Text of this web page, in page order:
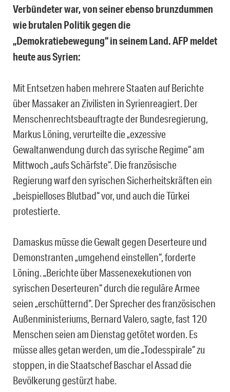
Verbündeter war, von seiner ebenso brunzdummen
wie brutalen Politik gegen die
„Demokratiebewegung“ in seinem Land. AFP meldet
heute aus Syrien:
Mit Entsetzen haben mehrere Staaten auf Berichte
über Massaker an Zivilisten in Syrienreagiert. Der
Menschenrechtsbeauftragte der Bundesregierung,
Markus Löning, verurteilte die „exzessive
Gewaltanwendung durch das syrische Regime“ am
Mittwoch „aufs Schärfste“. Die französische
Regierung warf den syrischen Sicherheitskräften ein
„beispielloses Blutbad“ vor, und auch die Türkei
protestierte.
Damaskus müsse die Gewalt gegen Deserteure und
Demonstranten „umgehend einstellen“, forderte
Löning. „Berichte über Massenexekutionen von
syrischen Deserteuren“ durch die reguläre Armee
seien „erschütternd“. Der Sprecher des französischen
Außenministeriums, Bernard Valero, sagte, fast 120
Menschen seien am Dienstag getötet worden. Es
müsse alles getan werden, um die „Todesspirale“ zu
stoppen, in die Staatschef Baschar el Assad die
Bevölkerung gestürzt habe.